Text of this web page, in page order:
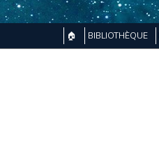
🏠 BIBLIOTHÈQUE